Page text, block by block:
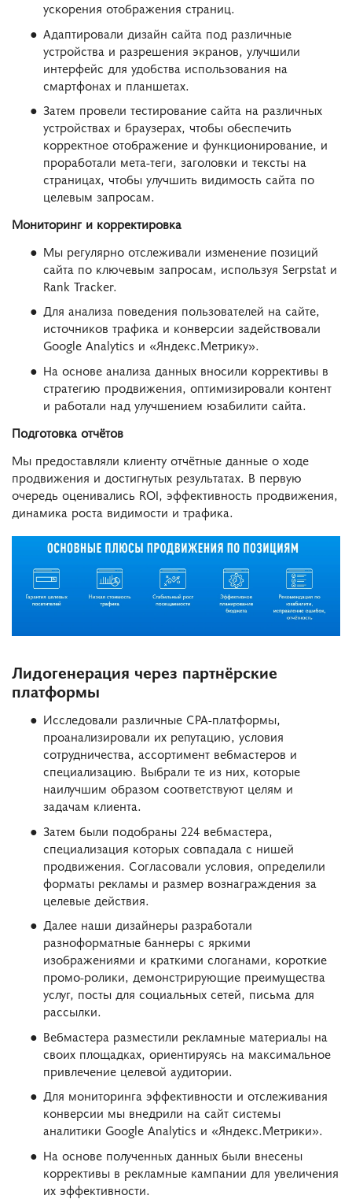
ускорения отображения страниц.
Адаптировали дизайн сайта под различные
устройства и разрешения экранов, улучшили
интерфейс для удобства использования на
смартфонах и планшетах.
Затем провели тестирование сайта на различных
устройствах и браузерах, чтобы обеспечить
корректное отображение и функционирование, и
проработали мета-теги, заголовки и тексты на
страницах, чтобы улучшить видимость сайта по
целевым запросам.
Мониторинг и корректировка
Мы регулярно отслеживали изменение позиций
сайта по ключевым запросам, используя Serpstat и
Rank Tracker.
Для анализа поведения пользователей на сайте,
источников трафика и конверсии задействовали
Google Analytics и «Яндекс.Метрику».
На основе анализа данных вносили коррективы в
стратегию продвижения, оптимизировали контент
и работали над улучшением юзабилити сайта.
Подготовка отчётов
Мы предоставляли клиенту отчётные данные о ходе
продвижения и достигнутых результатах. В первую
очередь оценивались ROI, эффективность продвижения,
динамика роста видимости и трафика.
Лидогенерация через партнёрские
платформы
Исследовали различные CPA-платформы,
проанализировали их репутацию, условия
сотрудничества, ассортимент вебмастеров и
специализацию. Выбрали те из них, которые
наилучшим образом соответствуют целям и
задачам клиента.
Затем были подобраны 224 вебмастера,
специализация которых совпадала с нишей
продвижения. Согласовали условия, определили
форматы рекламы и размер вознаграждения за
целевые действия.
Далее наши дизайнеры разработали
разноформатные баннеры с яркими
изображениями и краткими слоганами, короткие
промо-ролики, демонстрирующие преимущества
услуг, посты для социальных сетей, письма для
рассылки.
Вебмастера разместили рекламные материалы на
своих площадках, ориентируясь на максимальное
привлечение целевой аудитории.
Для мониторинга эффективности и отслеживания
конверсии мы внедрили на сайт системы
аналитики Google Analytics и «Яндекс.Метрики».
На основе полученных данных были внесены
коррективы в рекламные кампании для увеличения
их эффективности.